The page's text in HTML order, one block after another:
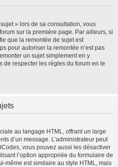
» lors de sa consultation, vous
sur la première page. Par ailleurs, si
que la remontée de sujet est
pour autoriser la remontée n’est pas
un sujet simplement en y
de respecter les règles du forum en le
au langage HTML, offrant un large
d’un message. L’administrateur peut
vous pouvez aussi les désactiver
l’option appropriée du formulaire de
même est similaire au style HTML, mais